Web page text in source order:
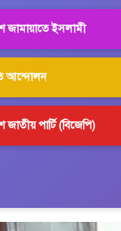
জামায়াতে ইসলামী
আন্দোলন
জাতীয় পার্টি (বিজেপি)